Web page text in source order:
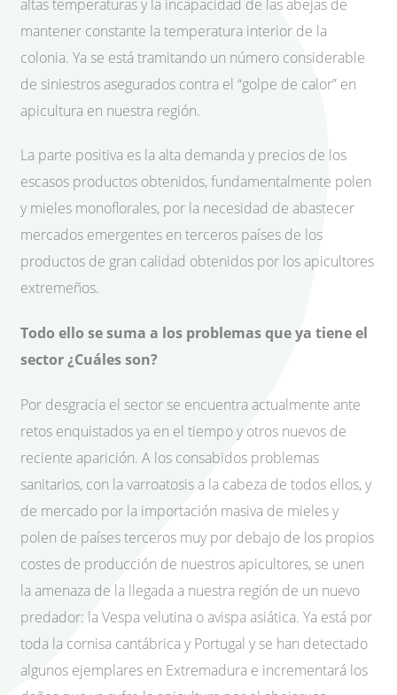
altas temperaturas y la incapacidad de las abejas de
mantener constante la temperatura interior de la
colonia. Ya se está tramitando un número considerable
de siniestros asegurados contra el “golpe de calor” en
apicultura en nuestra región.
La parte positiva es la alta demanda y precios de los
escasos productos obtenidos, fundamentalmente polen
y mieles monoflorales, por la necesidad de abastecer
mercados emergentes en terceros países de los
productos de gran calidad obtenidos por los apicultores
extremeños.
Todo ello se suma a los problemas que ya tiene el
sector ¿Cuáles son?
Por desgracia el sector se encuentra actualmente ante
retos enquistados ya en el tiempo y otros nuevos de
reciente aparición. A los consabidos problemas
sanitarios, con la varroatosis a la cabeza de todos ellos, y
de mercado por la importación masiva de mieles y
polen de países terceros muy por debajo de los propios
costes de producción de nuestros apicultores, se unen
la amenaza de la llegada a nuestra región de un nuevo
predador: la Vespa velutina o avispa asiática. Ya está por
toda la cornisa cantábrica y Portugal y se han detectado
algunos ejemplares en Extremadura e incrementará los